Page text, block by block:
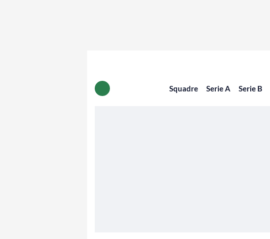
Squadre Serie A Serie B